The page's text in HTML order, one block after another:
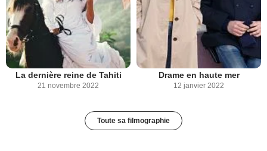
La dernière reine de Tahiti
21 novembre 2022
Drame en haute mer
12 janvier 2022
Toute sa filmographie